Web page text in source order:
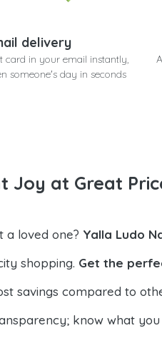
delivery
card in your email instantly,
someone's day in seconds
Joy at Great
a loved one? Yalla Ludo
shopping. Get the
savings compared to
know what